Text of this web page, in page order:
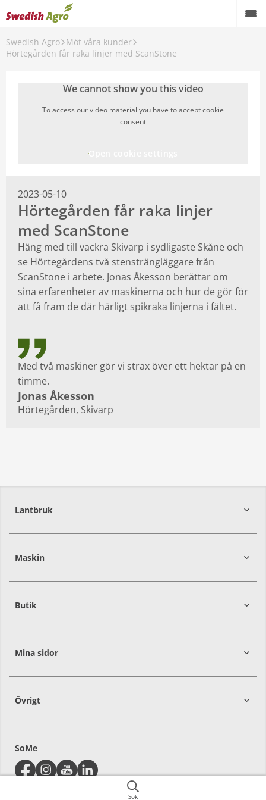
Sök
Swedish Agro Möt våra kunder
Hörtegården får raka linjer med ScanStone
We cannot show you this video
To access our video material you have to accept cookie
consent
Open cookie settings
2023-05-10
Hörtegården får raka linjer
med ScanStone
Häng med till vackra Skivarp i sydligaste Skåne och
se Hörtegårdens två stensträngläggare från
ScanStone i arbete. Jonas Åkesson berättar om
sina erfarenheter av maskinerna och hur de gör för
att få fram de där härligt spikraka linjerna i fältet.
Med två maskiner gör vi strax över ett hektar på en
timme.
Jonas Åkesson
Hörtegården, Skivarp
Lantbruk
39239
Maskin
27430
Butik
Mina sidor
Övrigt
SoMe